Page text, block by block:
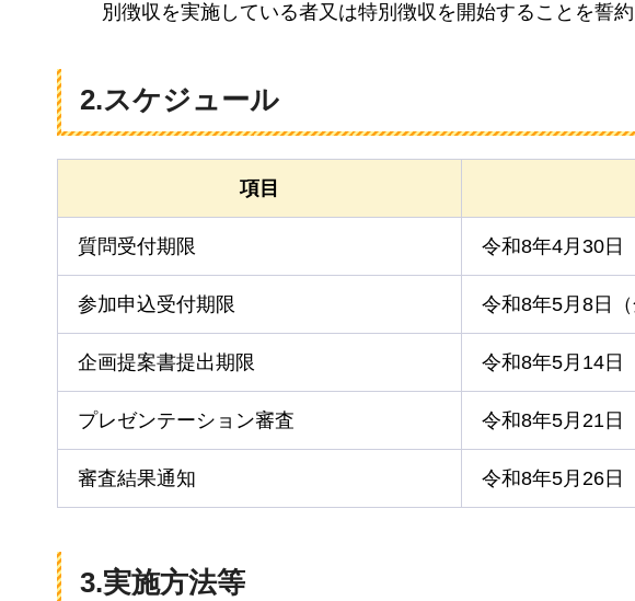
別徴収を実施している者又は特別徴収を開始することを誓約
2.スケジュール
項目
質問受付期限 令和8年4月30日
参加申込受付期限 令和8年5月8日
企画提案書提出期限 令和8年5月14日
プレゼンテーション審査 令和8年5月21日
審査結果通知 令和8年5月26日
3.実施方法等